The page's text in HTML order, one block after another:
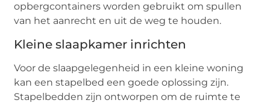
opbergcontainers worden gebruikt om spullen
van het aanrecht en uit de weg te houden.
Kleine slaapkamer inrichten
Voor de slaapgelegenheid in een kleine woning
kan een stapelbed een goede oplossing zijn.
Stapelbedden zijn ontworpen om de ruimte te